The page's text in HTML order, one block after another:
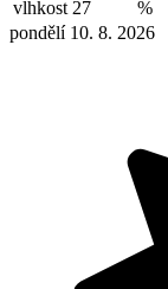
vlhkost 27
%
pondělí 10. 8. 2026